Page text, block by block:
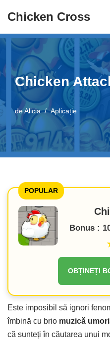
la
conținut
Chicken Cross
Chicken
deAlicia Aplicație
POPULAR
Bonus :
OBȚINEȚI
Este imposibil să ignori
îmbină cu brio muzică
că sunteți în căutarea unui